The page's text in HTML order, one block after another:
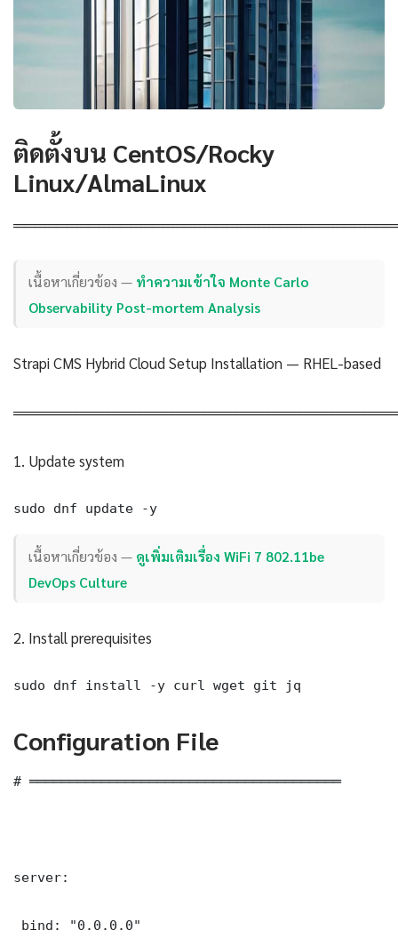
ติดตั้งบน CentOS/Rocky
Linux/AlmaLinux
เนื้อหาเกี่ยวข้อง — ทำความเข้าใจ Monte Carlo
Observability Post-mortem Analysis
Strapi CMS Hybrid Cloud Setup Installation — RHEL-based
1. Update system
sudo dnf update -y
เนื้อหาเกี่ยวข้อง — ดูเพิ่มเติมเรื่อง WiFi 7 802.11be
DevOps Culture
2. Install prerequisites
sudo dnf install -y curl wget git jq
Configuration File
# ═══════════════════════════════════════
server:
bind: "0.0.0.0"